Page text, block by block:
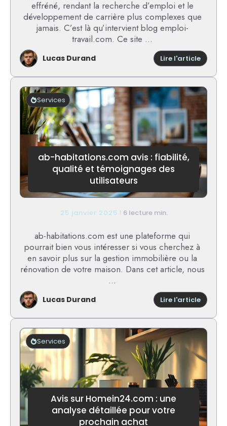
effréné, rendant la recherche d’emploi et le
développement de carrière plus complexes que
jamais. C’est là qu’intervient blog emploi-
travail.com. Ce site ...
Lucas Durand Lire l'article:
Blog
:
une
pour
booster
ab-habitations.com avis : fiabilité,
qualité et témoignages des
utilisateurs
Services
25 janvier 2025 6 lecture min.
ab-habitations.com est une plateforme qui
pourrait bien vous intéresser si vous cherchez à
en savoir plus sur la gestion immobilière ou la
rénovation de votre maison. Dans cet article, nous
...
Lucas Durand Lire l'article:
ab-
avis
:
qualité
et
des
Avis sur Homein24.com : une
analyse détaillée pour votre
prochain achat
Services